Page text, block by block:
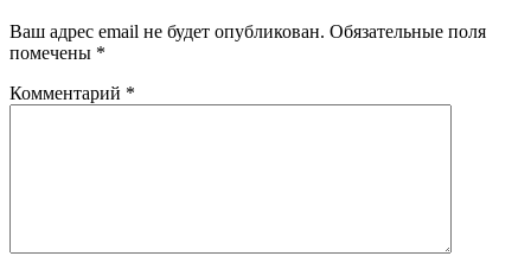
Ваш адрес email не будет опубликован. Обязательные поля
помечены *
Комментарий *